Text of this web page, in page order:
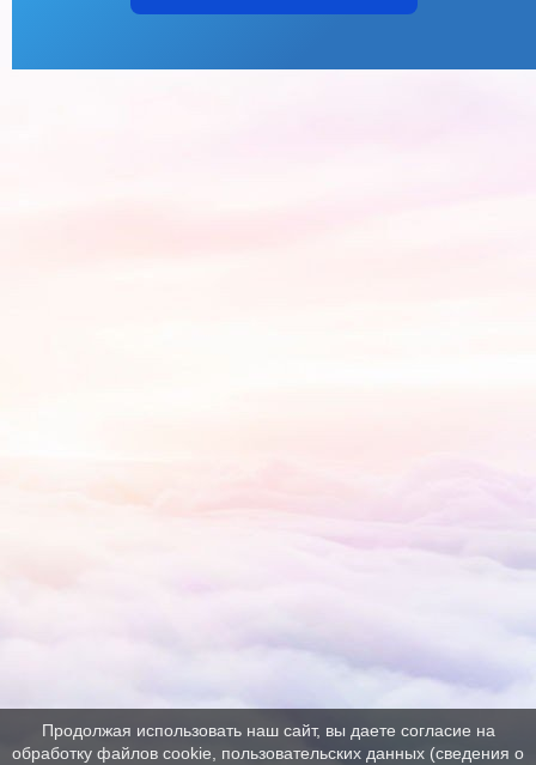
Продолжая использовать наш сайт, вы даете согласие на
обработку файлов cookie, пользовательских данных (сведения о